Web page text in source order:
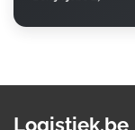
Logistiek.be